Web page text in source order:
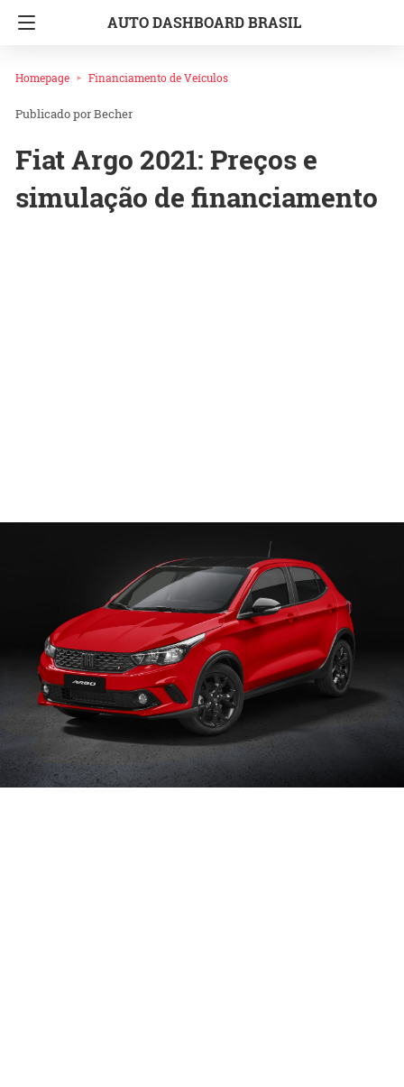
AUTO DASHBOARD BRASIL
Homepage Financiamento de Veículos
Becher
Fiat Argo 2021: Preços e
simulação de financiamento